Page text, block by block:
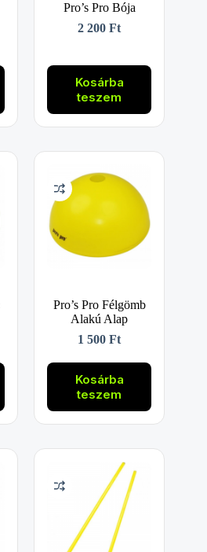
Pro’s Pro Bója
2 200Ft
Kosárba
teszem
Pro’s Pro Félgömb
Alakú Alap
1 500Ft
Kosárba
teszem